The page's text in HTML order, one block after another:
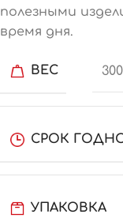
полезными
время дня.
ВЕС
СРОК
УПАКОВКА